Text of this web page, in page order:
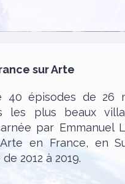
sur Arte
40 épisodes de 26
les plus beaux
par Emmanuel
en France, en
2012 à 2019.